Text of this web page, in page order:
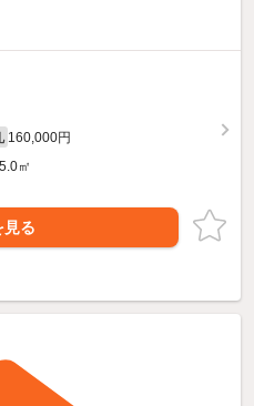
160,000円
㎡
見る